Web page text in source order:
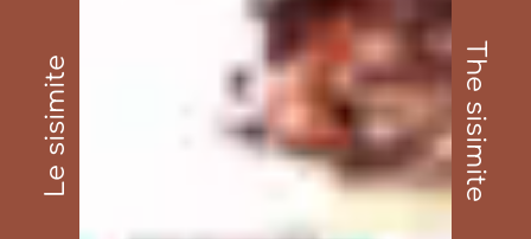
Le sisimite The sisimite